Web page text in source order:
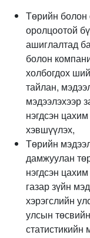
Төрийн болон
оролцоотой
ашиглалтад
болон
холбогдох
тайлан,
мэдээлэхээр
нэгдсэн
хэвшүүлэх,
Төрийн
дамжуулан
нэгдсэн
газар зүйн
хэрэгслийн
улсын
статистикийн